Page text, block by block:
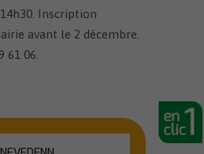
Inscription
avant le 2 décembre.
61 06.